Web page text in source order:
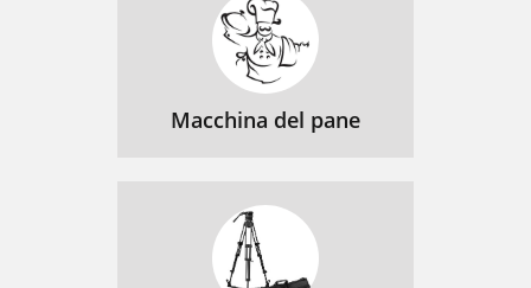
Macchina del pane